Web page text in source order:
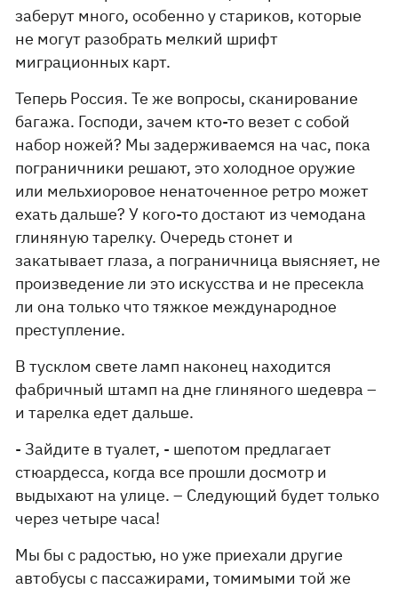
заберут много, особенно у стариков, которые
не могут разобрать мелкий шрифт
миграционных карт.
Теперь Россия. Те же вопросы, сканирование
багажа. Господи, зачем кто-то везет с собой
набор ножей? Мы задерживаемся на час, пока
пограничники решают, это холодное оружие
или мельхиоровое ненаточенное ретро может
ехать дальше? У кого-то достают из чемодана
глиняную тарелку. Очередь стонет и
закатывает глаза, а пограничница выясняет, не
произведение ли это искусства и не пресекла
ли она только что тяжкое международное
преступление.
В тусклом свете ламп наконец находится
фабричный штамп на дне глиняного шедевра –
и тарелка едет дальше.
- Зайдите в туалет, - шепотом предлагает
стюардесса, когда все прошли досмотр и
выдыхают на улице. – Следующий будет только
через четыре часа!
Мы бы с радостью, но уже приехали другие
автобусы с пассажирами, томимыми той же